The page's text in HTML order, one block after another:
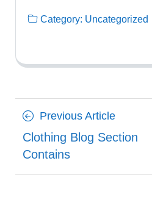
Category: Uncategorized
Posts
navigation
Previous ArticlePrevious
Article
Clothing Blog Section
Contains